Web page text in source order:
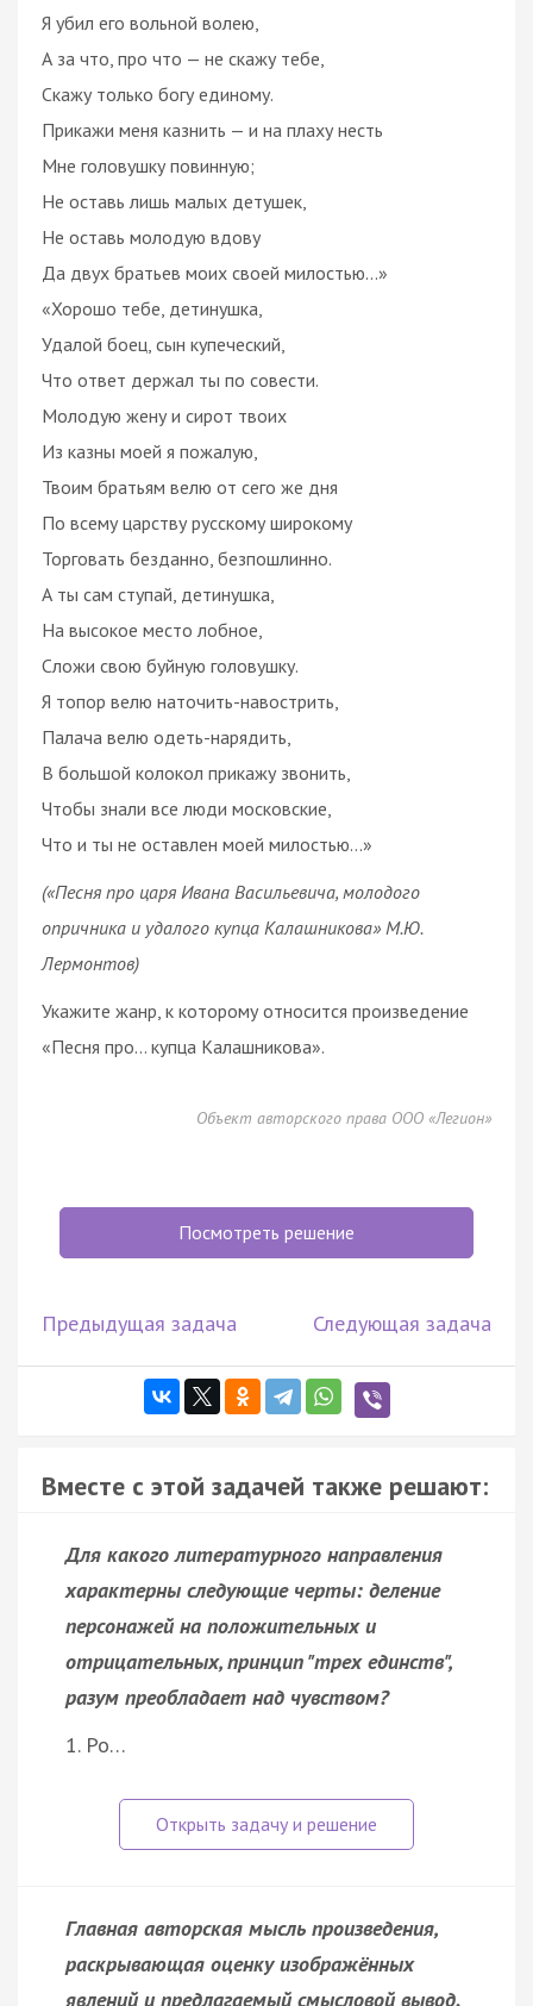
Я убил его вольной волею,
А за что, про что — не скажу тебе,
Скажу только богу единому.
Прикажи меня казнить — и на плаху несть
Мне головушку повинную;
Не оставь лишь малых детушек,
Не оставь молодую вдову
Да двух братьев моих своей милостью...»
«Хорошо тебе, детинушка,
Удалой боец, сын купеческий,
Что ответ держал ты по совести.
Молодую жену и сирот твоих
Из казны моей я пожалую,
Твоим братьям велю от сего же дня
По всему царству русскому широкому
Торговать безданно, безпошлинно.
А ты сам ступай, детинушка,
На высокое место лобное,
Сложи свою буйную головушку.
Я топор велю наточить-навострить,
Палача велю одеть-нарядить,
В большой колокол прикажу звонить,
Чтобы знали все люди московские,
Что и ты не оставлен моей милостью...»
(«Песня про царя Ивана Васильевича, молодого
опричника и удалого купца Калашникова» М.Ю.
Лермонтов)
Укажите жанр, к которому относится произведение
«Песня про… купца Калашникова».
Объект авторского права ООО «Легион»
Посмотреть решение
Предыдущая задача Следующая задача
Вместе с этой задачей также решают:
Для какого литературного направления
характерны следующие черты: деление
персонажей на положительных и
отрицательных, принцип "трех единств",
разум преобладает над чувством?
1. Ро…
Главная авторская мысль произведения,
раскрывающая оценку изображённых
явлений и предлагаемый смысловой вывод.